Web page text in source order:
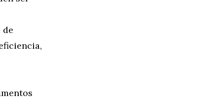
de